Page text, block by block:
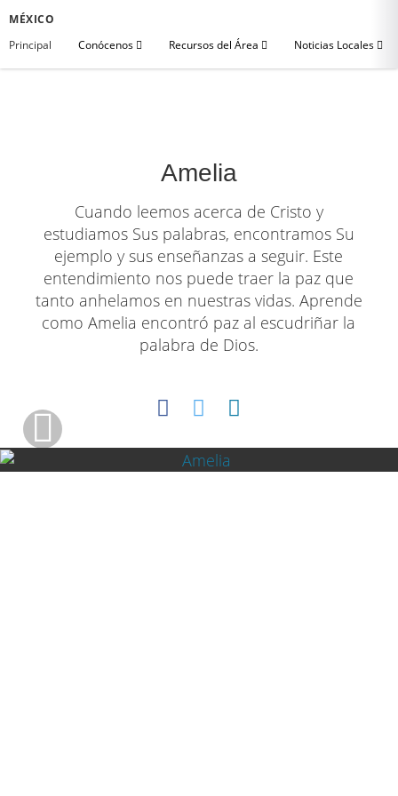
MÉXICO
Principal
Conócenos Recursos del Área Noticias Locales
Amelia
Cuando leemos acerca de Cristo y
estudiamos Sus palabras, encontramos Su
ejemplo y sus enseñanzas a seguir. Este
entendimiento nos puede traer la paz que
tanto anhelamos en nuestras vidas. Aprende
como Amelia encontró paz al escudriñar la
palabra de Dios.